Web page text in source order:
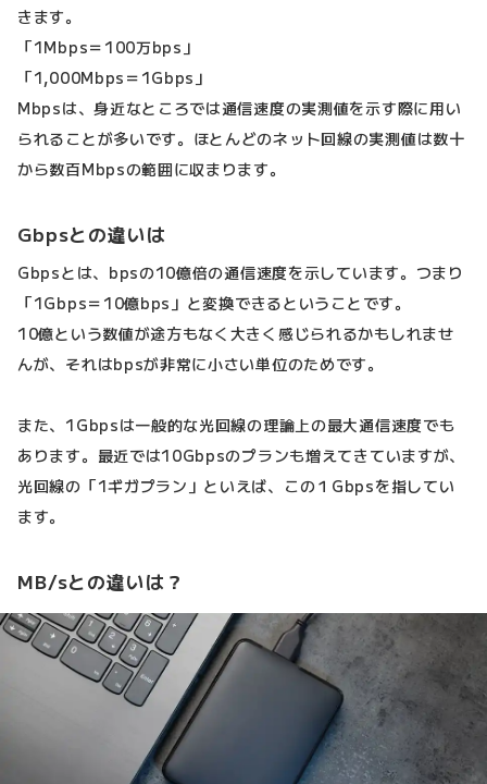
きます。
「1Mbps＝100万bps」
「1,000Mbps＝1Gbps」
Mbpsは、身近なところでは通信速度の実測値を示す際に用い
られることが多いです。ほとんどのネット回線の実測値は数十
から数百Mbpsの範囲に収まります。
Gbpsとの違いは
Gbpsとは、bpsの10億倍の通信速度を示しています。つまり
「1Gbps＝10億bps」と変換できるということです。
10億という数値が途方もなく大きく感じられるかもしれませ
んが、それはbpsが非常に小さい単位のためです。
また、1Gbpsは一般的な光回線の理論上の最大通信速度でも
あります。最近では10Gbpsのプランも増えてきていますが、
光回線の「1ギガプラン」といえば、この１Gbpsを指してい
ます。
MB/sとの違いは？